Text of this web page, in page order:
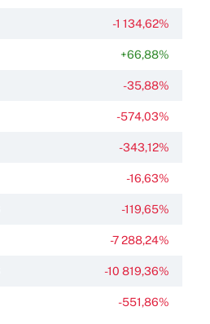
-1 134,62%
+66,88%
-35,88%
-574,03%
-343,12%
-16,63%
-119,65%
-7 288,24%
-10 819,36%
-551,86%